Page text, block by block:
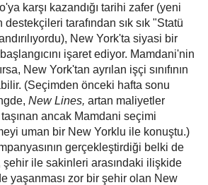
karşı kazandığı tarihi zafer (yeni
destekçileri tarafından sık sık "Statü
New York'ta siyasi bir
işaret ediyor. Mamdani'nin
New York'tan ayrılan işçi sınıfının
(Seçimden önceki hafta sonu
New Lines, artan maliyetler
ancak Mamdani seçimi
uman bir New Yorklu ile konuştu.)
gerçekleştirdiği belki de
ile sakinleri arasındaki ilişkide
yaşanması zor bir şehir olan New